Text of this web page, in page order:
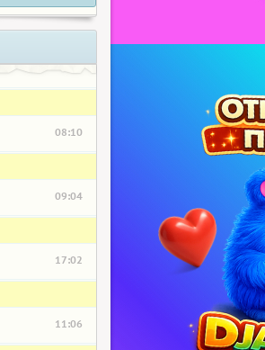
08:10
09:04
17:02
11:06